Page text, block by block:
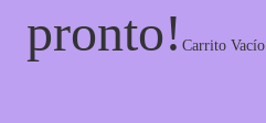
pronto!